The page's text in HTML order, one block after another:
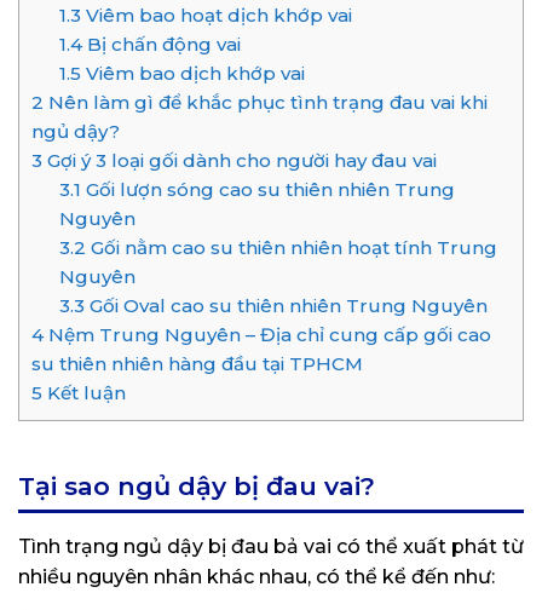
1.3 Viêm bao hoạt dịch khớp vai
1.4Bị chấn động vai
1.5 Viêm bao dịch khớp vai
2 Nên làm gì để khắc phục tình trạng đau vai khi
ngủ dậy?
3 Gợi ý 3 loại gối dành cho người hay đau vai
3.1 Gối lượn sóng cao su thiên nhiên Trung
Nguyên
3.2 Gối nằm cao su thiên nhiên hoạt tính Trung
Nguyên
3.3 Gối Oval cao su thiên nhiên Trung Nguyên
4Nệm Trung Nguyên – Địa chỉ cung cấp gối cao
su thiên nhiên hàng đầu tại TPHCM
5 Kết luận
Tại sao ngủ dậy bị đau vai?
Tình trạng ngủ dậy bị đau bả vai có thể xuất phát từ
nhiều nguyên nhân khác nhau, có thể kể đến như: